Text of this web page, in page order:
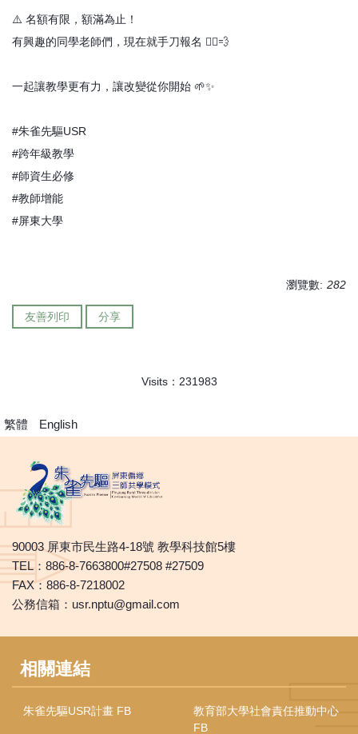
⚠️ 名額有限，額滿為止！
有興趣的同學老師們，現在就手刀報名 🏃‍♀️💨
一起讓教學更有力，讓改變從你開始 🌱✨
#朱雀先驅USR
#跨年級教學
#師資生必修
#教師增能
#屏東大學
瀏覽數: 282
友善列印 分享
Visits： 231983
繁體 English
90003 屏東市民生路4-18號 教學科技館5樓
TEL：886-8-7663800#27508 #27509
FAX：886-8-7218002
公務信箱：usr.nptu@gmail.com
相關連結
朱雀先驅USR計畫 FB
教育部大學社會責任推動中心
FB